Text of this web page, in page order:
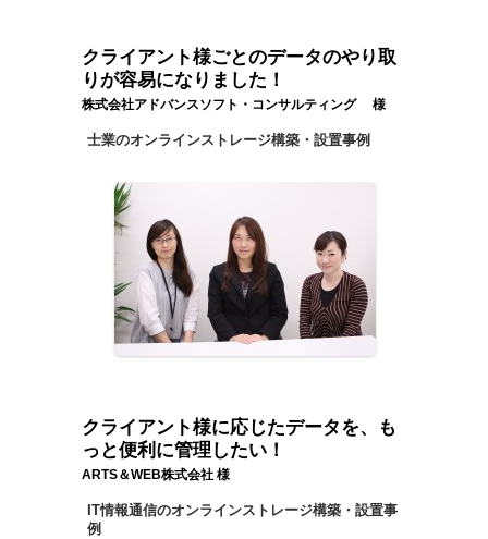
クライアント様ごとのデータのやり取
りが容易になりました！
株式会社アドバンスソフト・コンサルティング 様
士業のオンラインストレージ構築・設置事例
クライアント様に応じたデータを、も
っと便利に管理したい！
ARTS＆WEB株式会社 様
IT情報通信のオンラインストレージ構築・設置事
例